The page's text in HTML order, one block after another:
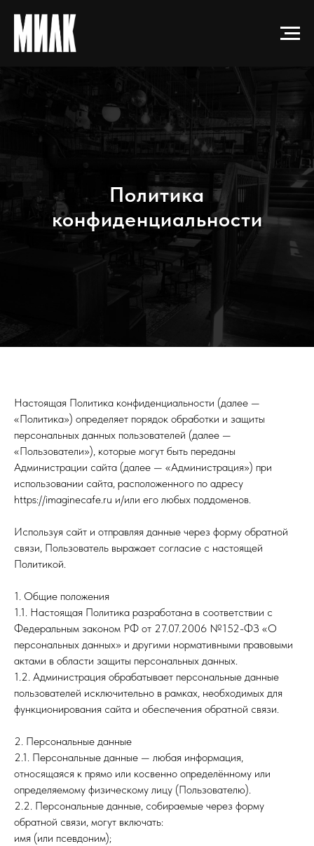
Политика
конфиденциальности
Настоящая Политика конфиденциальности (далее —
«Политика») определяет порядок обработки и защиты
персональных данных пользователей (далее —
«Пользователи»), которые могут быть переданы
Администрации сайта (далее — «Администрация») при
использовании сайта, расположенного по адресу
https://imaginecafe.ru и/или его любых поддоменов.
Используя сайт и отправляя данные через форму обратной
связи, Пользователь выражает согласие с настоящей
Политикой.
1. Общие положения
1.1. Настоящая Политика разработана в соответствии с
Федеральным законом РФ от 27.07.2006 №152-ФЗ «О
персональных данных» и другими нормативными правовыми
актами в области защиты персональных данных.
1.2. Администрация обрабатывает персональные данные
пользователей исключительно в рамках, необходимых для
функционирования сайта и обеспечения обратной связи.
2. Персональные данные
2.1. Персональные данные — любая информация,
относящаяся к прямо или косвенно определённому или
определяемому физическому лицу (Пользователю).
2.2. Персональные данные, собираемые через форму
обратной связи, могут включать:
имя (или псевдоним);